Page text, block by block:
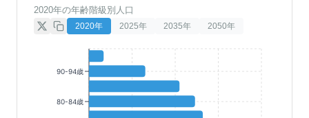
2020年の年齢階級別人口
2020年 2025年 2035年 2050年
90-94歳
80-84歳